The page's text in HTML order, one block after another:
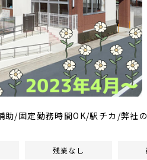
/固定勤務時間OK/駅チカ/弊社
残業なし